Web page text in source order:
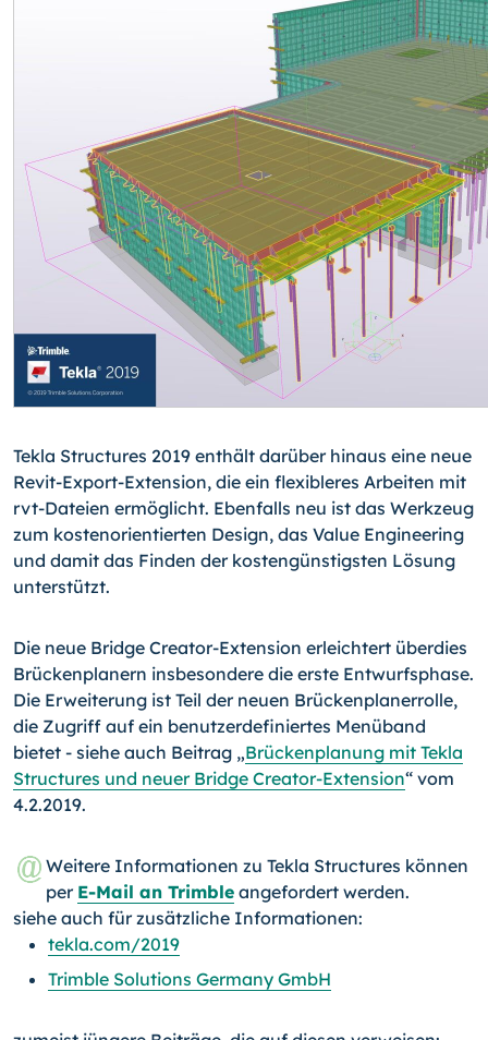
Tekla Structures 2019 enthält darüber hinaus eine neue
Revit-Export-Extension, die ein flexibleres Arbeiten mit
rvt-Dateien ermöglicht. Ebenfalls neu ist das Werkzeug
zum kostenorientierten Design, das Value Engineering
und damit das Finden der kostengünstigsten Lösung
unterstützt.
Die neue Bridge Creator-Extension erleichtert überdies
Brückenplanern insbesondere die erste Entwurfsphase.
Die Erweiterung ist Teil der neuen Brückenplanerrolle,
die Zugriff auf ein benutzerdefiniertes Menüband
bietet - siehe auch Beitrag „Brückenplanung mit Tekla
Structures und neuer Bridge Creator-Extension“ vom
4.2.2019.
Weitere Informationen zu Tekla Structures können
per E-Mail an Trimble angefordert werden.
siehe auch für zusätzliche Informationen:
tekla.com/2019
Trimble Solutions Germany GmbH